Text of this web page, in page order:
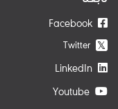
𝕏
Twitter